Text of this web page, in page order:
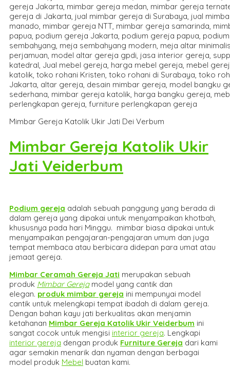
Mimbar Gereja Katolik Ukir Jati Dei Verbum
Mimbar Gereja Katolik Ukir
Jati Veiderbum
Podium gereja adalah sebuah panggung yang berada di
dalam gereja yang dipakai untuk menyampaikan khotbah,
khususnya pada hari Minggu. mimbar biasa dipakai untuk
menyampaikan pengajaran-pengajaran umum dan juga
tempat membaca atau berbicara didepan para umat atau
jemaat gereja.
Mimbar Ceramah Gereja Jati merupakan sebuah
produk Mimbar Gerejamodel yang cantik dan
elegan. produk mimbar gereja ini mempunyai model
cantik untuk melengkapi tempat ibadah di dalam gereja.
Dengan bahan kayu jati berkualitas akan menjamin
ketahanan Mimbar Gereja Katolik Ukir Veiderbum ini
sangat cocok untuk mengisi interior gereja. Lengkapi
interior gereja dengan produk Furniture Gereja dari kami
agar semakin menarik dan nyaman dengan berbagai
model produk Mebel buatan kami.